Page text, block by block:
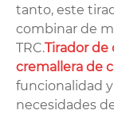
tanto, este
combinar de
TRC.Tirador de
cremallera de
funcionalidad
necesidades